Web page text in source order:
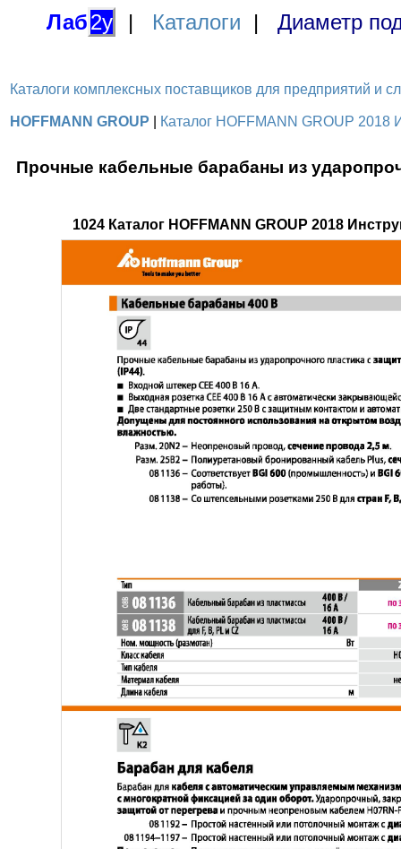
Лаб2у | Каталоги | Диаметр
Каталоги комплексных поставщиков для предприятий и
HOFFMANN GROUP Каталог HOFFMANN GROUP 2018
Прочные кабельные барабаны из
1024 Каталог HOFFMANN GROUP 2018